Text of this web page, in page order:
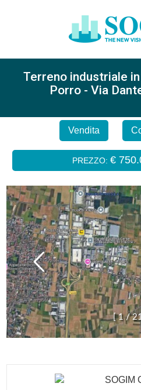
Terreno industriale
Porro - Via
Vendita
PREZZO: €
[ 1 / 2